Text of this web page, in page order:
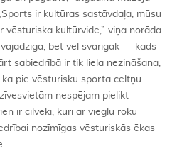
ir kultūras sastāvdaļa, mūsu
kultūrvide,” viņa norāda.
bet vēl svarīgāk — kāds
sabiedrībā ir tik liela nezināšana,
pie vēsturisku sporta celtņu
nespējam pielikt
ir cilvēki, kuri ar vieglu roku
nozīmīgas vēsturiskās ēkas